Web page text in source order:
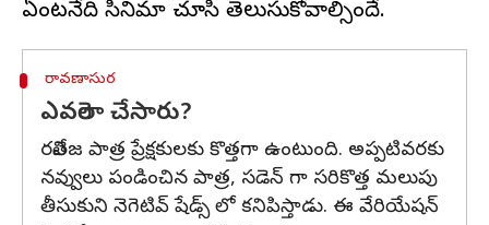
రావణాసుర
ఎవరెలా చేసారు?
రవితేజ పాత్ర ప్రేక్షకులకు కొత్తగా ఉంటుంది. అప్పటివరకు
నవ్వులు పండించిన పాత్ర, సడెన్ గా సరికొత్త మలుపు
తీసుకుని నెగెటివ్ షేడ్స్ లో కనిపిస్తాడు. ఈ వేరియేషన్